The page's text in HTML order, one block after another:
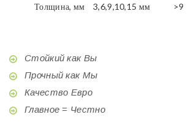
Толщина, мм
3,6,9,10,15 мм >9
Стойкий как Вы
Прочный как Мы
Качество Евро
Главное = Честно